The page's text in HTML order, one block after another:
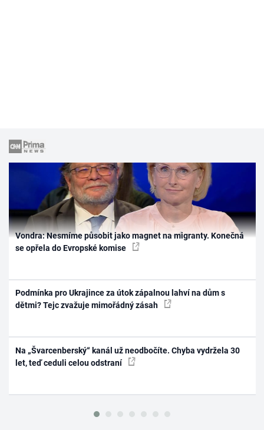
Vondra: Nesmíme působit jako magnet na migranty. Konečná
se opřela do Evropské komise
Podmínka pro Ukrajince za útok zápalnou lahví na dům s
dětmi? Tejc zvažuje mimořádný zásah
Na „Švarcenberský“ kanál už neodbočíte. Chyba vydržela 30
let, teď ceduli celou odstraní